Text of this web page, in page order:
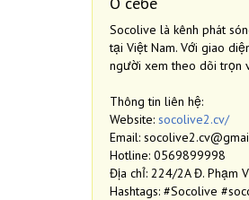
Socolive là kênh phát
tại Việt Nam. Với giao
người xem theo dõi trọn
Thông tin liên hệ:
Website: socolive2.cv/
Email:
Hotline: 0569899998
Địa chỉ: 224/2A Đ. Phạm
Hashtags: #Socolive